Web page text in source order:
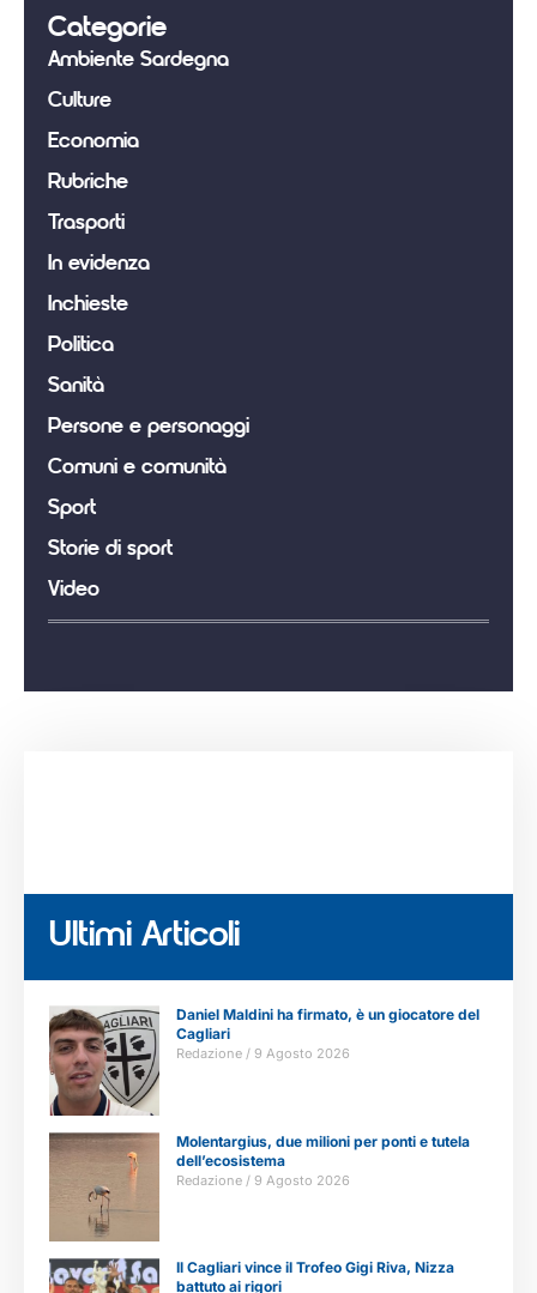
Categorie
Ambiente Sardegna
Culture
Economia
Rubriche
Trasporti
In evidenza
Inchieste
Politica
Sanità
Persone e personaggi
Comuni e comunità
Sport
Storie di sport
Video
Ultimi Articoli
Daniel Maldini ha firmato, è un giocatore del
Cagliari
Redazione 9 Agosto 2026
Molentargius, due milioni per ponti e tutela
dell’ecosistema
Redazione 9 Agosto 2026
Il Cagliari vince il Trofeo Gigi Riva, Nizza
battuto ai rigori